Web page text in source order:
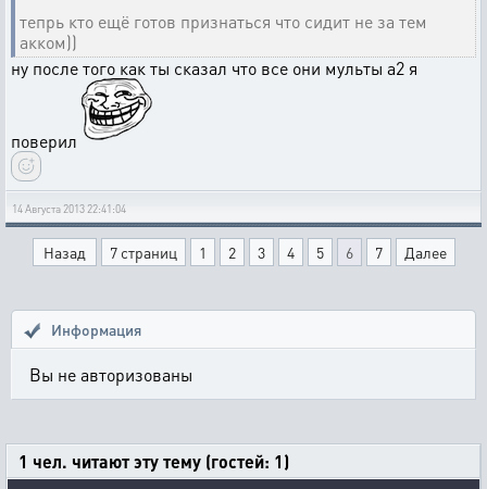
тепрь кто ещё готов признаться что сидит не за тем
акком))
ну после того как ты сказал что все они мульты а2 я
поверил
14 Августа 2013 22:41:04
Назад 7 страниц 1 2 3 4 5 6 7 Далее
Информация
Вы не авторизованы
1 чел. читают эту тему (гостей: 1)